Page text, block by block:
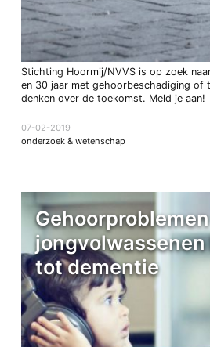
Stichting Hoormij/NVVS is op zoek
en 30 jaar met gehoorbeschadiging of
denken over de toekomst. Meld je aan!
07-02-2019
onderzoek & wetenschap
Gehoorproblemen
jongvolwassenen
tot dementie